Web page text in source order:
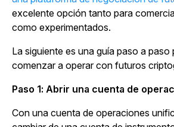
excelente opción tanto para
como experimentados.
La siguiente es una guía paso a paso
comenzar a operar con futuros
Paso 1: Abrir una cuenta de
Con una cuenta de operaciones